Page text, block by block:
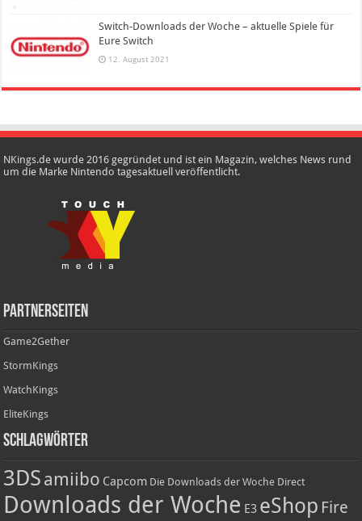
Switch-Downloads der Woche – aktuelle Spiele für
Eure Switch
12. August 2021
NKings.de wurde 2016 gegründet und ist ein Magazin, welches News rund
um die Marke Nintendo tagesaktuell veröffentlicht.
Partnerseiten
Game2Gether
StormKings
WatchKings
EliteKings
Schlagwörter
3DS amiibo Capcom Die Downloads der Woche Direct
Downloads der Woche E3 eShop Fire